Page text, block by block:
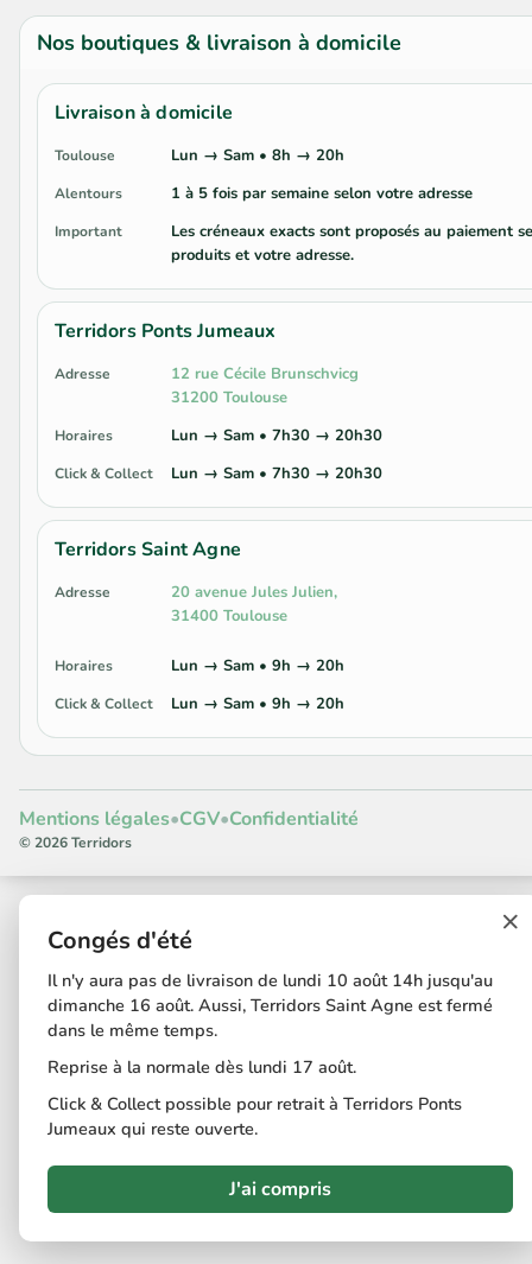
Nos boutiques & livraison à domicile
Livraison à domicile
Toulouse Lun → Sam • 8h → 20h
Alentours 1 à 5 fois par semaine selon votre adresse
Important
Les créneaux exacts sont proposés au paiement
produits et votre adresse.
Terridors Ponts Jumeaux
Adresse
12 rue Cécile Brunschvicg
31200 Toulouse
Horaires Lun → Sam • 7h30 → 20h30
Click & Collect Lun → Sam • 7h30 → 20h30
Terridors Saint Agne
Adresse
20 avenue Jules Julien,
31400 Toulouse
Horaires Lun → Sam • 9h → 20h
Click & Collect Lun → Sam • 9h → 20h
Mentions légales•CGV•Confidentialité
© 2026 Terridors
×
Congés d'été
Il n'y aura pas de livraison de lundi 10 août 14h jusqu'au
dimanche 16 août. Aussi, Terridors Saint Agne est fermé
dans le même temps.
Reprise à la normale dès lundi 17 août.
Click & Collect possible pour retrait à Terridors Ponts
Jumeaux qui reste ouverte.
J'ai compris